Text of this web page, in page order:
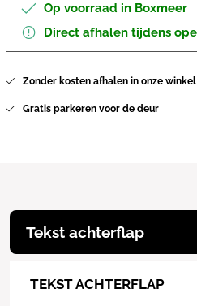
Op voorraad in Boxmeer
Direct afhalen tijdens
Zonder kosten afhalen in onze winkel
Gratis parkeren voor de deur
Tekst achterflap
TEKST ACHTERFLAP